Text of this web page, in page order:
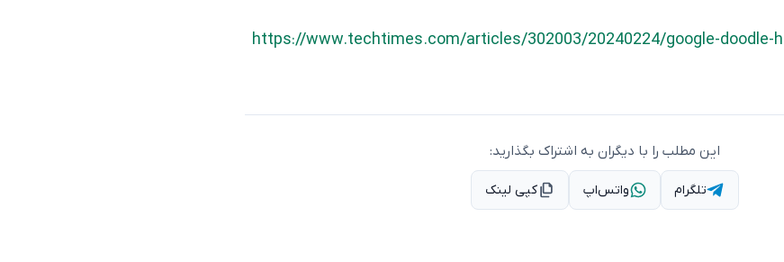
https://www.techtimes.com/articles/302003/20240224/google-doodle-
این مطلب را با دیگران به اشتراک بگذارید:
تلگرام واتس‌اپ کپی لینک